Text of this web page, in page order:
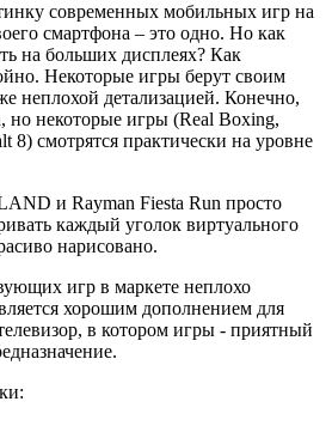
современных мобильных игр на
смартфона ‒ это одно. Но как
на больших дисплеях? Как
Некоторые игры берут своим
неплохой детализацией. Конечно,
но некоторые игры (Real Boxing,
8) смотрятся практически на уровне
и Rayman Fiesta Run просто
каждый уголок виртуального
нарисовано.
игр в маркете неплохо
хорошим дополнением для
в котором игры ­­- приятный